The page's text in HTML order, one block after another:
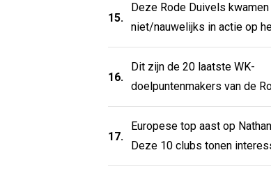
15.
Deze Rode Duivels
niet/nauwelijks in actie op
16.
Dit zijn de 20 laatste WK-
doelpuntenmakers van de
17.
Europese top aast op
Deze 10 clubs tonen